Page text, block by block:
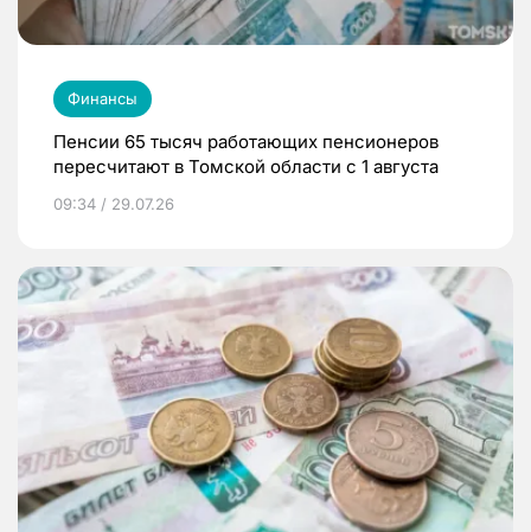
Финансы
Пенсии 65 тысяч работающих пенсионеров
пересчитают в Томской области с 1 августа
09:34 / 29.07.26